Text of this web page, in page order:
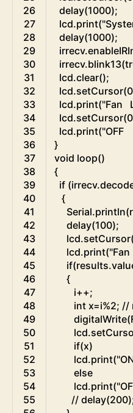
26
27
28
29
30
31
32
33
34
35
36
37
38
39
40
41
42
43
44
45
46
47
48
49
50
51
52
53
54
55
delay(1000);
lcd.print(
delay(1000);
irrecv.
irrecv.blink13(
lcd.clear();
lcd.setCursor(0
lcd.print("Fan
lcd.setCursor(0
lcd.print("OFF
}
void loop()
{
if (irrecv.
{
Serial.println(
delay(100);
lcd.setCursor
lcd.print("Fan
if(results.
{
i++;
int x=i%2; //
digitalWrite(
lcd.
if(x)
lcd.print(
else
lcd.print(
//